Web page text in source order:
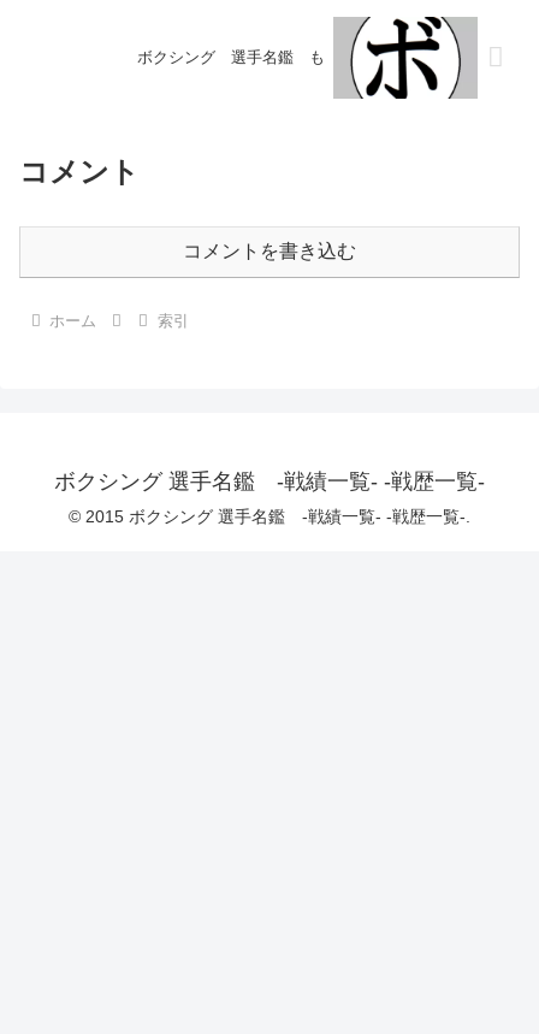
ボクシング 選手名鑑 も
コメント
コメントを書き込む
ホーム 索引
ボクシング 選手名鑑 -戦績一覧- -戦歴一覧-
© 2015 ボクシング 選手名鑑 -戦績一覧- -戦歴一覧-.